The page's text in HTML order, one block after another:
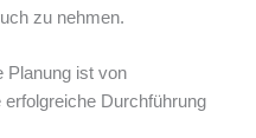
zu nehmen.
Planung ist von
Durchführung